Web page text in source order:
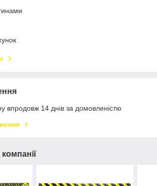
впродовж 14 днів за домовленістю